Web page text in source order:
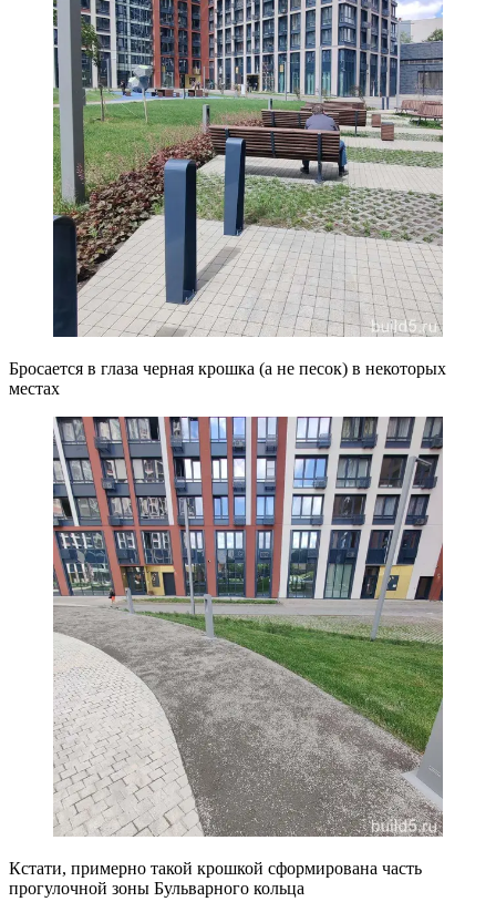
Бросается в глаза черная крошка (а не песок) в некоторых
местах
Кстати, примерно такой крошкой сформирована часть
прогулочной зоны Бульварного кольца